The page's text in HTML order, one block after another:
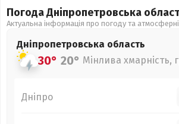
Погода Дніпропетровська
Актуальна інформація про погоду та
Дніпропетровська область
30° 20° Мінлива хмарність,
Дніпро